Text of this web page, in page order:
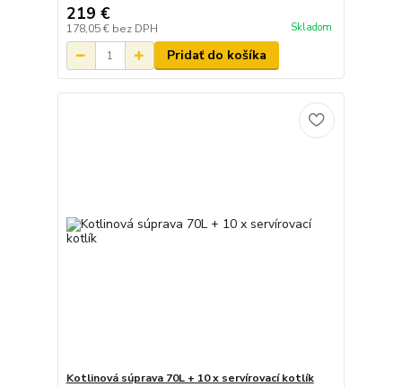
219 €
178,05 € bez DPH Skladom
Pridať do košíka
Kotlinová súprava 70L + 10 x servírovací kotlík